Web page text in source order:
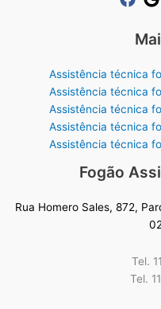
Assistência técnica
Assistência técnica
Assistência técnica
Assistência técnica
Assistência técnica
Fogão
Rua Homero Sales, 872,
Tel.
Tel.